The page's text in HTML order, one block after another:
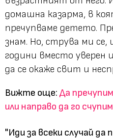
домашна казарма, в
пречупваме детето.
знам. Но, струва ми се,
години вместо уверен
да се окаже свит и
Вижте още: Да
или направо да го счупим
"Иди за всеки случай да